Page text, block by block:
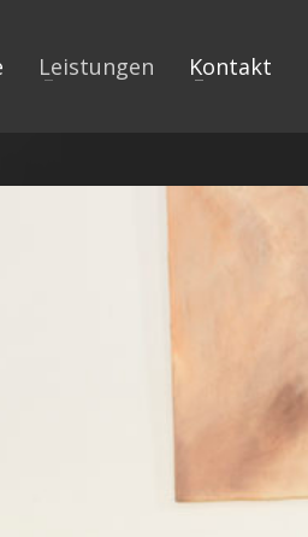
Leistungen Kontakt